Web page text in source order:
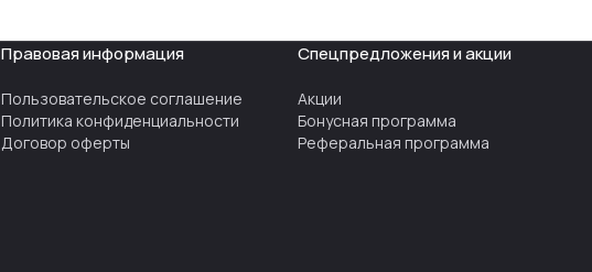
Правовая информация
Пользовательское соглашение
Политика конфиденциальности
Договор оферты
Спецпредложения и акции
Акции
Бонусная программа
Реферальная программа